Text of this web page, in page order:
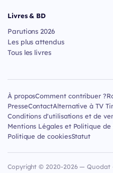
Livres & BD
Parutions 2026
Les plus attendus
Tous les livres
À proposComment contribuer ?
PresseContactAlternative à TV
Conditions d'utilisations et de
Mentions Légales et Politique
Politique de cookiesStatut
Copyright © 2020-2026 —